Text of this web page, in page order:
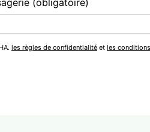
les règles de confidentialité et les